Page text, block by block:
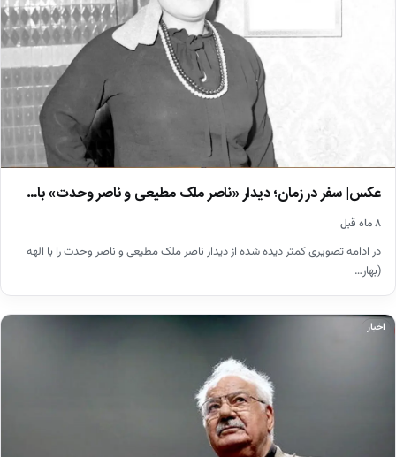
عکس| سفر در زمان؛ دیدار «ناصر ملک مطیعی و ناصر وحدت» با…
۸ ماه قبل
در ادامه تصویری کمتر دیده شده از دیدار ناصر ملک مطیعی و ناصر وحدت را با الهه
(بهار…
اخبار